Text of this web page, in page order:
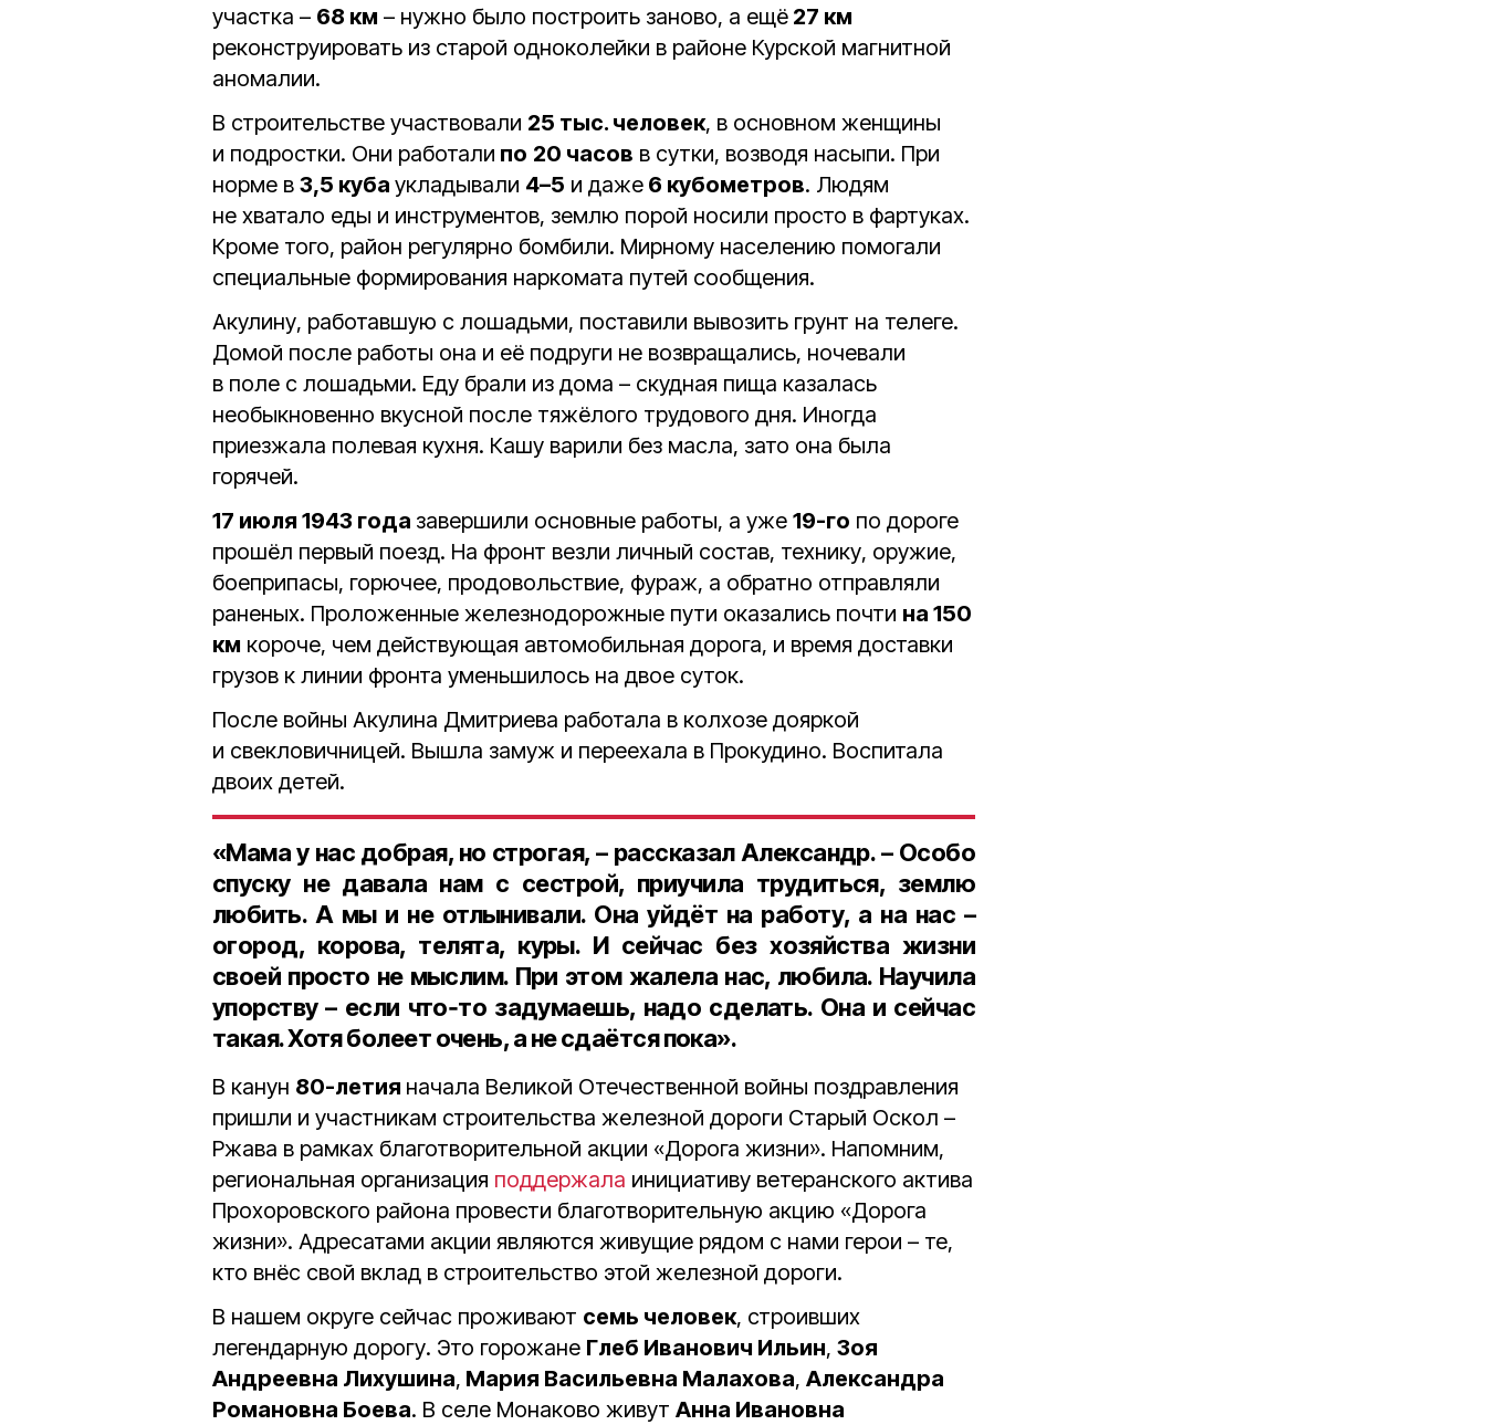
участка – 68 км – нужно было построить заново, а ещё 27 км
реконструировать из старой одноколейки в районе Курской магнитной
аномалии.
В строительстве участвовали 25 тыс. человек, в основном женщины
и подростки. Они работали по 20 часов в сутки, возводя насыпи. При
норме в 3,5 куба укладывали 4–5 и даже 6 кубометров. Людям
не хватало еды и инструментов, землю порой носили просто в фартуках.
Кроме того, район регулярно бомбили. Мирному населению помогали
специальные формирования наркомата путей сообщения.
Акулину, работавшую с лошадьми, поставили вывозить грунт на телеге.
Домой после работы она и её подруги не возвращались, ночевали
в поле с лошадьми. Еду брали из дома – скудная пища казалась
необыкновенно вкусной после тяжёлого трудового дня. Иногда
приезжала полевая кухня. Кашу варили без масла, зато она была
горячей.
17 июля 1943 года завершили основные работы, а уже 19-го по дороге
прошёл первый поезд. На фронт везли личный состав, технику, оружие,
боеприпасы, горючее, продовольствие, фураж, а обратно отправляли
раненых. Проложенные железнодорожные пути оказались почти на 150
км короче, чем действующая автомобильная дорога, и время доставки
грузов к линии фронта уменьшилось на двое суток.
После войны Акулина Дмитриева работала в колхозе дояркой
и свекловичницей. Вышла замуж и переехала в Прокудино. Воспитала
двоих детей.
«Мама у нас добрая, но строгая, – рассказал Александр. – Особо
спуску не давала нам с сестрой, приучила трудиться, землю
любить. А мы и не отлынивали. Она уйдёт на работу, а на нас –
огород, корова, телята, куры. И сейчас без хозяйства жизни
своей просто не мыслим. При этом жалела нас, любила. Научила
упорству – если что‑то задумаешь, надо сделать. Она и сейчас
такая. Хотя болеет очень, а не сдаётся пока».
В канун 80-летия начала Великой Отечественной войны поздравления
пришли и участникам строительства железной дороги Старый Оскол –
Ржава в рамках благотворительной акции «Дорога жизни». Напомним,
региональная организация поддержала инициативу ветеранского актива
Прохоровского района провести благотворительную акцию «Дорога
жизни». Адресатами акции являются живущие рядом с нами герои – те,
кто внёс свой вклад в строительство этой железной дороги.
В нашем округе сейчас проживают семь человек, строивших
легендарную дорогу. Это горожане Глеб Иванович Ильин, Зоя
Андреевна Лихушина, Мария Васильевна Малахова, Александра
Романовна Боева. В селе Монаково живут Анна Ивановна